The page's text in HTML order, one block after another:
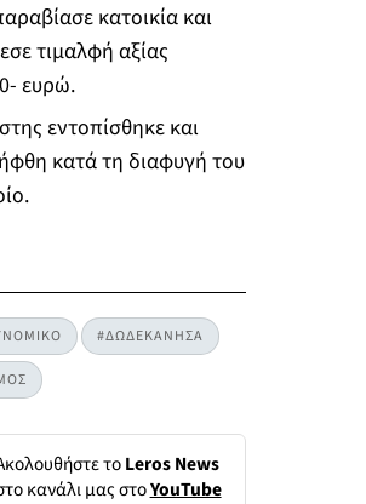
κατοικία και
τιμαλφή αξίας
ευρώ.
εντοπίσθηκε και
κατά τη διαφυγή του
#ΔΩΔΕΚΑΝΗΣΑ
τοLeros News
κανάλι μας στοYouTube